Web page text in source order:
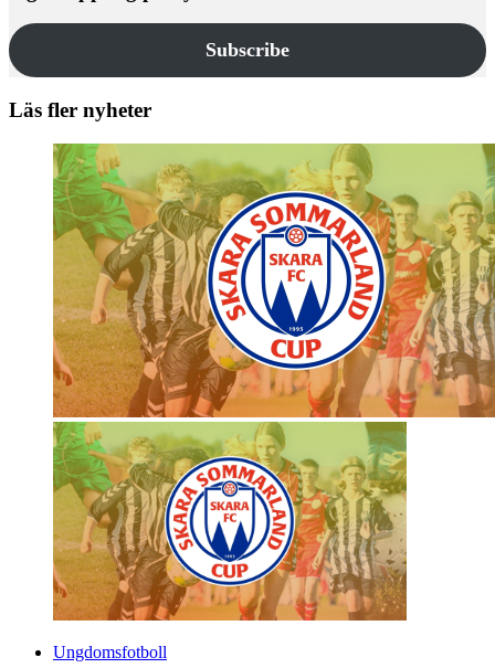
Subscribe
Läs fler nyheter
Ungdomsfotboll